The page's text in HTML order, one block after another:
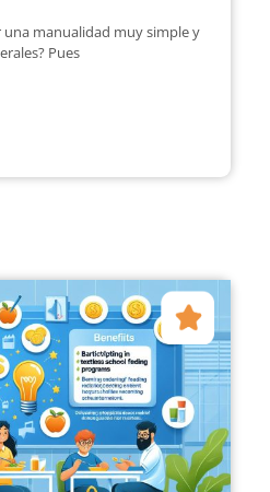
una manualidad muy simple y
Pues